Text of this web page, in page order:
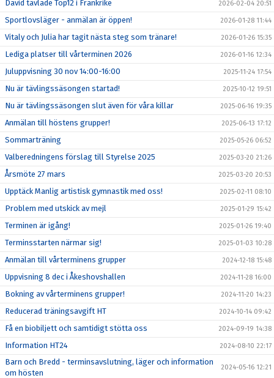
David tävlade Top12 i Frankrike 2026-02-04 20:51
Sportlovsläger - anmälan är öppen! 2026-01-28 11:44
Vitaly och Julia har tagit nästa steg som tränare! 2026-01-26 15:35
Lediga platser till vårterminen 2026 2026-01-16 12:34
Juluppvisning 30 nov 14:00-16:00 2025-11-24 17:54
Nu är tävlingssäsongen startad! 2025-10-12 19:51
Nu är tävlingssäsongen slut även för våra killar 2025-06-16 19:35
Anmälan till höstens grupper! 2025-06-13 17:12
Sommarträning 2025-05-26 06:52
Valberedningens förslag till Styrelse 2025 2025-03-20 21:26
Årsmöte 27 mars 2025-03-20 20:53
Upptäck Manlig artistisk gymnastik med oss! 2025-02-11 08:10
Problem med utskick av mejl 2025-01-29 15:42
Terminen är igång! 2025-01-26 19:40
Terminsstarten närmar sig! 2025-01-03 10:28
Anmälan till vårterminens grupper 2024-12-18 15:48
Uppvisning 8 dec i Åkeshovshallen 2024-11-28 16:00
Bokning av vårterminens grupper! 2024-11-20 14:23
Reducerad träningsavgift HT 2024-10-14 09:42
Få en biobiljett och samtidigt stötta oss 2024-09-19 14:38
Information HT24 2024-08-10 22:17
Barn och Bredd - terminsavslutning, läger och information
om hösten
2024-05-16 12:21